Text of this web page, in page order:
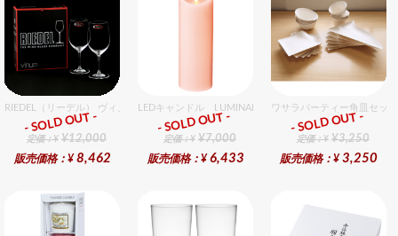
RIEDEL（リーデル） ヴィノム 15 キアンティ 2個入りセット
ギフト
定価：¥ ¥12,000
販売価格：¥ 8,462
- SOLD OUT -
LEDキャンドル LUMINARA（ルミナラ） ピンク ピラ
ギフト
定価：¥ ¥7,000
販売価格：¥ 6,433
- SOLD OUT -
ワサラパーティー角皿セッ
ギフト
定価：¥ ¥3,250
販売価格：¥ 3,250
- SOLD OUT -